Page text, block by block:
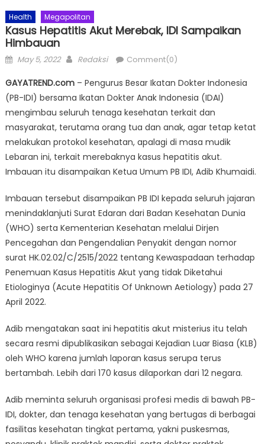
Health Megapolitan
Kasus Hepatitis Akut Merebak, IDI Sampaikan
Himbauan
Posted
May 5, 2022 Author
Redaksi Comment(0)
GAYATREND.com– Pengurus Besar Ikatan Dokter Indonesia
(PB-IDI) bersama Ikatan Dokter Anak Indonesia (IDAI)
mengimbau seluruh tenaga kesehatan terkait dan
masyarakat, terutama orang tua dan anak, agar tetap ketat
melakukan protokol kesehatan, apalagi di masa mudik
Lebaran ini, terkait merebaknya kasus hepatitis akut.
Imbauan itu disampaikan Ketua Umum PB IDI, Adib Khumaidi.
Imbauan tersebut disampaikan PB IDI kepada seluruh jajaran
menindaklanjuti Surat Edaran dari Badan Kesehatan Dunia
(WHO) serta Kementerian Kesehatan melalui Dirjen
Pencegahan dan Pengendalian Penyakit dengan nomor
surat HK.02.02/C/2515/2022 tentang Kewaspadaan terhadap
Penemuan Kasus Hepatitis Akut yang tidak Diketahui
Etiologinya (Acute Hepatitis Of Unknown Aetiology) pada 27
April 2022.
Adib mengatakan saat ini hepatitis akut misterius itu telah
secara resmi dipublikasikan sebagai Kejadian Luar Biasa (KLB)
oleh WHO karena jumlah laporan kasus serupa terus
bertambah. Lebih dari 170 kasus dilaporkan dari 12 negara.
Adib meminta seluruh organisasi profesi medis di bawah PB-
IDI, dokter, dan tenaga kesehatan yang bertugas di berbagai
fasilitas kesehatan tingkat pertama, yakni puskesmas,